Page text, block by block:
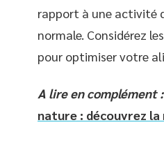
rapport à une activité
normale. Considérez
pour optimiser votre
A lire en complément :
nature : découvrez